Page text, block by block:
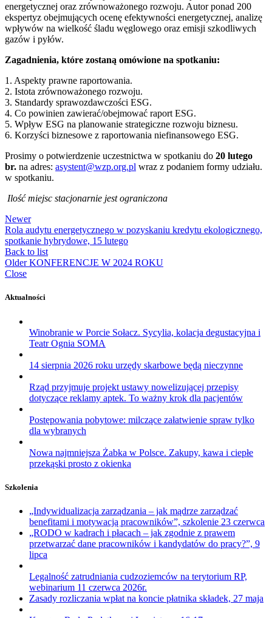
energetycznej oraz zrównoważonego rozwoju. Autor ponad 200
ekspertyz obejmujących ocenę efektywności energetycznej, analizę
wpływów na wielkość śladu węglowego oraz emisji szkodliwych
gazów i pyłów.
Zagadnienia, które zostaną omówione na spotkaniu:
1. Aspekty prawne raportowania.
2. Istota zrównoważonego rozwoju.
3. Standardy sprawozdawczości ESG.
4. Co powinien zawierać/obejmować raport ESG.
5. Wpływ ESG na planowanie strategiczne rozwoju biznesu.
6. Korzyści biznesowe z raportowania niefinansowego ESG.
Prosimy o potwierdzenie uczestnictwa w spotkaniu do 20 lutego
br. na adres: asystent@wzp.org.pl wraz z podaniem formy udziału.
w spotkaniu.
Ilość miejsc stacjonarnie jest ograniczona
Newer
Rola audytu energetycznego w pozyskaniu kredytu ekologicznego,
spotkanie hybrydowe, 15 lutego
Back to list
Older KONFERENCJE W 2024 ROKU
Close
Aktualności
Winobranie w Porcie Sołacz. Sycylia, kolacja degustacyjna i
Teatr Ognia SOMA
14 sierpnia 2026 roku urzędy skarbowe będą nieczynne
Rząd przyjmuje projekt ustawy nowelizującej przepisy
dotyczące reklamy aptek. To ważny krok dla pacjentów
Postępowania pobytowe: milczące załatwienie spraw tylko
dla wybranych
Nowa najmniejsza Żabka w Polsce. Zakupy, kawa i ciepłe
przekąski prosto z okienka
Szkolenia
„Indywidualizacja zarządzania – jak mądrze zarządzać
benefitami i motywacją pracowników”, szkolenie 23 czerwca
„RODO w kadrach i płacach – jak zgodnie z prawem
przetwarzać dane pracowników i kandydatów do pracy?”, 9
lipca
Legalność zatrudniania cudzoziemców na terytorium RP,
webinarium 11 czerwca 2026r.
Zasady rozliczania wpłat na koncie płatnika składek, 27 maja